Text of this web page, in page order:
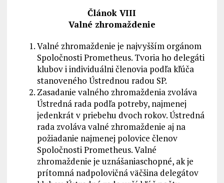
Článok VIII
Valné zhromaždenie
Valné zhromaždenie je najvyšším orgánom
Spoločnosti Prometheus. Tvoria ho delegáti
klubov i individuálni členovia podľa kľúča
stanoveného Ústrednou radou SP.
Zasadanie valného zhromaždenia zvoláva
Ústredná rada podľa potreby, najmenej
jedenkrát v priebehu dvoch rokov. Ústredná
rada zvoláva valné zhromaždenie aj na
požiadanie najmenej polovice členov
Spoločnosti Prometheus. Valné
zhromaždenie je uznášaniaschopné, ak je
prítomná nadpolovičná väčšina delegátov